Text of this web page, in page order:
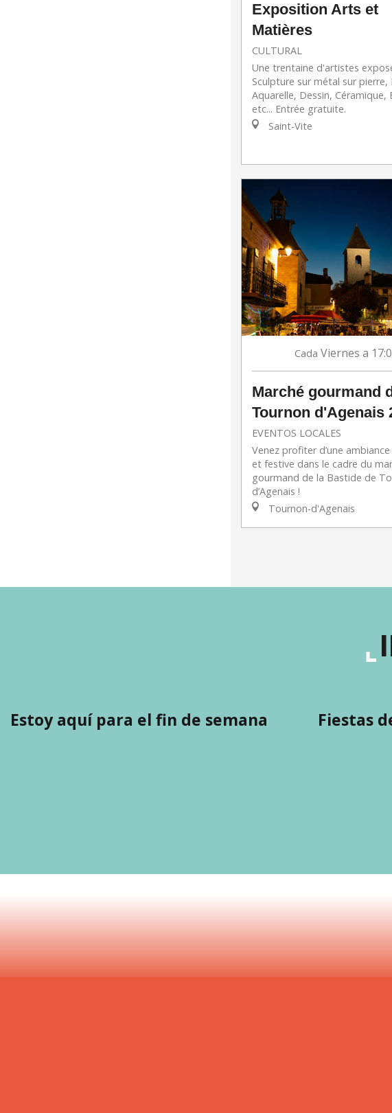
Exposition Arts et
Matières
CULTURAL
Une trentaine d'artistes
Sculpture sur métal sur pierre,
Aquarelle, Dessin, Céramique,
etc... Entrée gratuite.
Saint-Vite
Cada Viernes a
Marché gourmand
Tournon d'Agenais
EVENTOS LOCALES
Venez profiter d’une
et festive dans le cadre du
gourmand de la Bastide de
d’Agenais !
Tournon-d'Agenais
Estoy aquí para el fin de semana Fiestas